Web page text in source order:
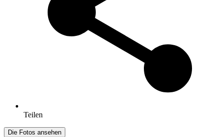
Teilen
Die Fotos ansehen